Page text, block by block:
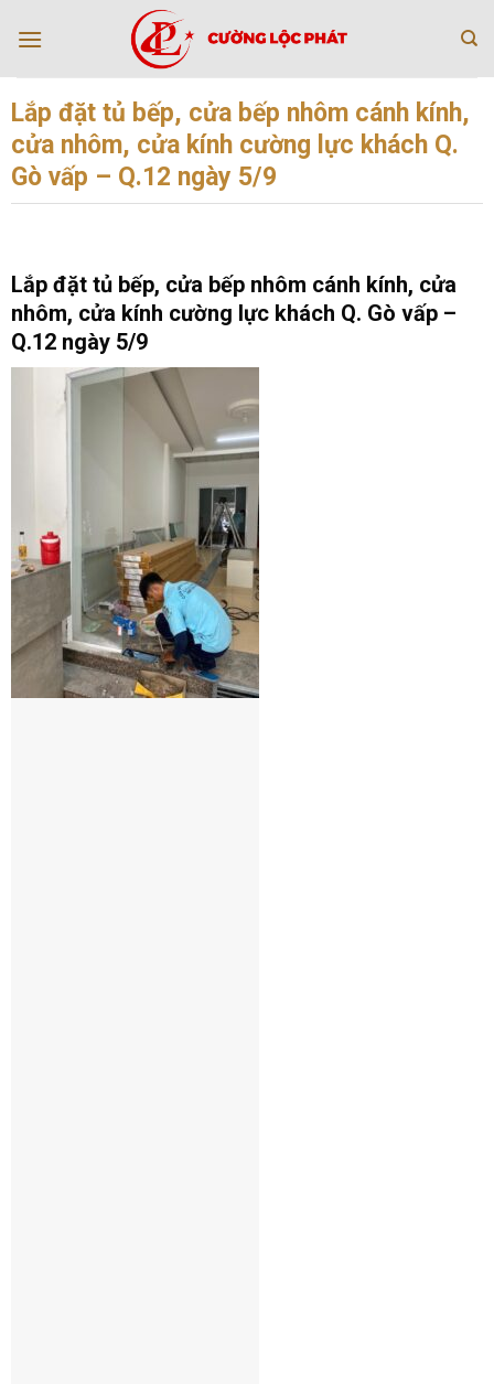
qua
dung
Lắp đặt tủ bếp, cửa bếp nhôm cánh kính,
cửa nhôm, cửa kính cường lực khách Q.
Gò vấp – Q.12 ngày 5/9
Lắp đặt tủ bếp, cửa bếp nhôm cánh kính, cửa
nhôm, cửa kính cường lực khách Q. Gò vấp –
Q.12 ngày 5/9